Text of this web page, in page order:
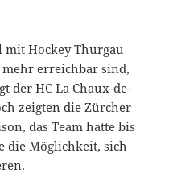
Hockey Thurgau
erreichbar sind,
der HC La Chaux-de-
zeigten die Zürcher
das Team hatte bis
die Möglichkeit, sich